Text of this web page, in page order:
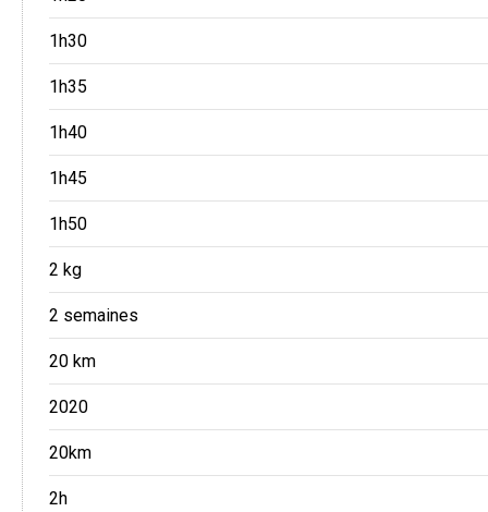
1h30
1h35
1h40
1h45
1h50
2 kg
2 semaines
20 km
2020
20km
2h